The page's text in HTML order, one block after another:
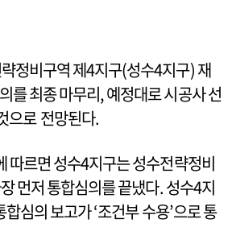
정비구역 제4지구(성수4지구) 재
를 최종 마무리, 예정대로 시공사 선
으로 전망된다.
따르면 성수4지구는 성수전략정비
먼저 통합심의를 끝냈다. 성수4지
심의 보고가 ‘조건부 수용’으로 통